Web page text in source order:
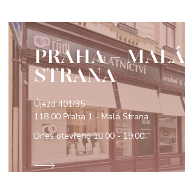
PRAHA - MALÁ
STRANA
Újezd 401/35
118 00 Praha 1 - Malá Strana
Dnes otevřeno10:00 - 19:00